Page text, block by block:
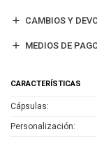
CAMBIOS Y
MEDIOS DE
CARACTERÍSTICAS
Cápsulas
Personalización